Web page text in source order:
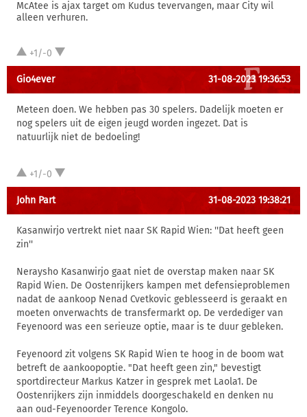
McAtee is ajax target om Kudus tevervangen, maar City wil
alleen verhuren.
+1/-0
Gio4ever 31-08-2023 19:36:53
Meteen doen. We hebben pas 30 spelers. Dadelijk moeten er
nog spelers uit de eigen jeugd worden ingezet. Dat is
natuurlijk niet de bedoeling!
+1/-0
John Part 31-08-2023 19:38:21
Kasanwirjo vertrekt niet naar SK Rapid Wien: ''Dat heeft geen
zin''
Neraysho Kasanwirjo gaat niet de overstap maken naar SK
Rapid Wien. De Oostenrijkers kampen met defensieproblemen
nadat de aankoop Nenad Cvetkovic geblesseerd is geraakt en
moeten onverwachts de transfermarkt op. De verdediger van
Feyenoord was een serieuze optie, maar is te duur gebleken.
Feyenoord zit volgens SK Rapid Wien te hoog in de boom wat
betreft de aankoopoptie. "Dat heeft geen zin," bevestigt
sportdirecteur Markus Katzer in gesprek met Laola1. De
Oostenrijkers zijn inmiddels doorgeschakeld en denken nu
aan oud-Feyenoorder Terence Kongolo.